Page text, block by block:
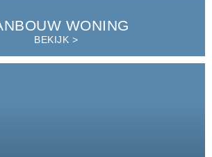
WONING
BEKIJK >